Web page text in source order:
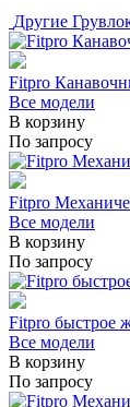
Другие
Fitpro
Все модели
В корзину
По запросу
Fitpro
Все модели
В корзину
По запросу
Fitpro быстрое
Все модели
В корзину
По запросу